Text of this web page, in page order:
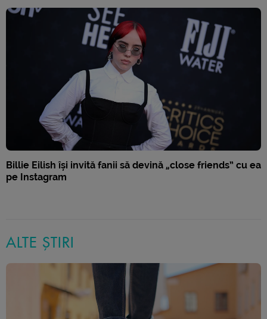
Billie Eilish își invită fanii să devină „close friends” cu ea
pe Instagram
ALTE ȘTIRI